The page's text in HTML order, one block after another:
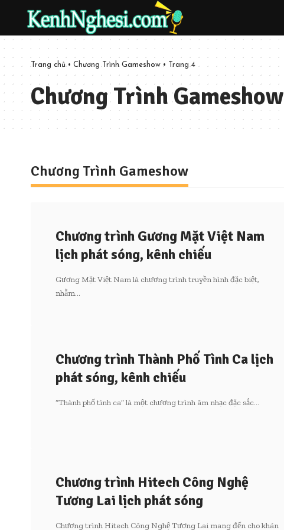
Trang chủ• Chương Trình Gameshow • Trang 4
Chương Trình Gameshow
Chương Trình Gameshow
Chương trình Gương Mặt Việt Nam
lịch phát sóng, kênh chiếu
Gương Mặt Việt Nam là chương trình truyền hình đặc biệt,
nhằm…
Chương trình Thành Phố Tình Ca lịch
phát sóng, kênh chiếu
“Thành phố tình ca” là một chương trình âm nhạc đặc sắc…
Chương trình Hitech Công Nghệ
Tương Lai lịch phát sóng
Chương trình Hitech Công Nghệ Tương Lai mang đến cho khán